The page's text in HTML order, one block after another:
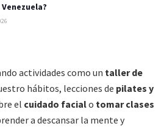
actividades como un taller de
hábitos, lecciones de pilates y
el cuidado facialo tomar clases
a descansar la mente y